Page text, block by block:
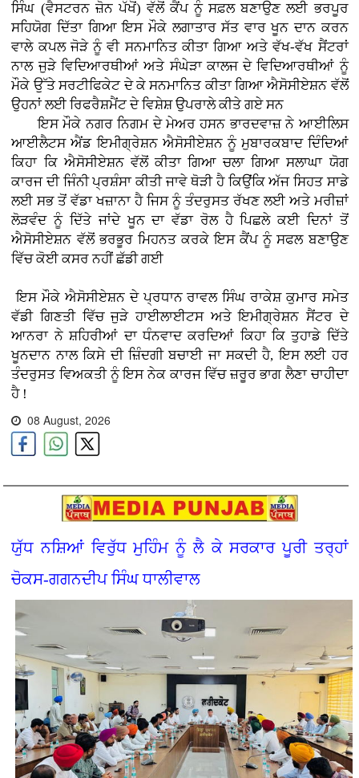
ਸਿੰਘ (ਵੈਸਟਰਨ ਜ਼ੋਨ ਪੱਖੋਂ) ਵੱਲੋਂ ਕੈਂਪ ਨੂੰ ਸਫ਼ਲ ਬਣਾਉਣ ਲਈ ਭਰਪੂਰ
ਸਹਿਯੋਗ ਦਿੱਤਾ ਗਿਆ ਇਸ ਮੌਕੇ ਲਗਾਤਾਰ ਸੱਤ ਵਾਰ ਖੂਨ ਦਾਨ ਕਰਨ
ਵਾਲੇ ਕਪਲ ਜੋੜੇ ਨੂੰ ਵੀ ਸਨਮਾਨਿਤ ਕੀਤਾ ਗਿਆ ਅਤੇ ਵੱਖ-ਵੱਖ ਸੈਂਟਰਾਂ
ਨਾਲ ਜੁੜੇ ਵਿਦਿਆਰਥੀਆਂ ਅਤੇ ਸੰਘੇੜਾ ਕਾਲਜ ਦੇ ਵਿਦਿਆਰਥੀਆਂ ਨੂੰ
ਮੌਕੇ ਉੱਤੇ ਸਰਟੀਫਿਕੇਟ ਦੇ ਕੇ ਸਨਮਾਨਿਤ ਕੀਤਾ ਗਿਆ ਐਸੋਸੀਏਸ਼ਨ ਵੱਲੋਂ
ਉਹਨਾਂ ਲਈ ਰਿਫਰੈਸ਼ਮੈਂਟ ਦੇ ਵਿਸ਼ੇਸ਼ ਉਪਰਾਲੇ ਕੀਤੇ ਗਏ ਸਨ
ਇਸ ਮੌਕੇ ਨਗਰ ਨਿਗਮ ਦੇ ਮੇਅਰ ਹਸਨ ਭਾਰਦਵਾਜ਼ ਨੇ ਆਈਲਿਸ
ਆਈਲੈਟਸ ਐਂਡ ਇਮੀਗ੍ਰੇਸ਼ਨ ਐਸੋਸੀਏਸ਼ਨ ਨੂੰ ਮੁਬਾਰਕਬਾਦ ਦਿੰਦਿਆਂ
ਕਿਹਾ ਕਿ ਐਸੋਸੀਏਸ਼ਨ ਵੱਲੋਂ ਕੀਤਾ ਗਿਆ ਚਲਾ ਗਿਆ ਸਲਾਘਾ ਯੋਗ
ਕਾਰਜ ਦੀ ਜਿੰਨੀ ਪ੍ਰਸ਼ੰਸਾ ਕੀਤੀ ਜਾਵੇ ਥੋੜੀ ਹੈ ਕਿਉਂਕਿ ਅੱਜ ਸਿਹਤ ਸਾਡੇ
ਲਈ ਸਭ ਤੋਂ ਵੱਡਾ ਖਜ਼ਾਨਾ ਹੈ ਜਿਸ ਨੂੰ ਤੰਦਰੁਸਤ ਰੱਖਣ ਲਈ ਅਤੇ ਮਰੀਜ਼ਾਂ
ਲੋੜਵੰਦ ਨੂੰ ਦਿੱਤੇ ਜਾਂਦੇ ਖੂਨ ਦਾ ਵੱਡਾ ਰੋਲ ਹੈ ਪਿਛਲੇ ਕਈ ਦਿਨਾਂ ਤੋਂ
ਐਸੋਸੀਏਸ਼ਨ ਵੱਲੋਂ ਭਰਭੂਰ ਮਿਹਨਤ ਕਰਕੇ ਇਸ ਕੈਂਪ ਨੂੰ ਸਫਲ ਬਣਾਉਣ
ਵਿੱਚ ਕੋਈ ਕਸਰ ਨਹੀਂ ਛੱਡੀ ਗਈ
ਇਸ ਮੌਕੇ ਐਸੋਸੀਏਸ਼ਨ ਦੇ ਪ੍ਰਧਾਨ ਰਾਵਲ ਸਿੰਘ ਰਾਕੇਸ਼ ਕੁਮਾਰ ਸਮੇਤ
ਵੱਡੀ ਗਿਣਤੀ ਵਿੱਚ ਜੁੜੇ ਹਾਈਲਾਈਟਸ ਅਤੇ ਇਮੀਗ੍ਰੇਸ਼ਨ ਸੈਂਟਰ ਦੇ
ਆਨਰਾ ਨੇ ਸ਼ਹਿਰੀਆਂ ਦਾ ਧੰਨਵਾਦ ਕਰਦਿਆਂ ਕਿਹਾ ਕਿ ਤੁਹਾਡੇ ਦਿੱਤੇ
ਖੂਨਦਾਨ ਨਾਲ ਕਿਸੇ ਦੀ ਜ਼ਿੰਦਗੀ ਬਚਾਈ ਜਾ ਸਕਦੀ ਹੈ, ਇਸ ਲਈ ਹਰ
ਤੰਦਰੁਸਤ ਵਿਅਕਤੀ ਨੂੰ ਇਸ ਨੇਕ ਕਾਰਜ ਵਿੱਚ ਜ਼ਰੂਰ ਭਾਗ ਲੈਣਾ ਚਾਹੀਦਾ
ਹੈ !
08 August, 2026
ਯੁੱਧ ਨਸ਼ਿਆਂ ਵਿਰੁੱਧ ਮੁਹਿੰਮ ਨੂੰ ਲੈ ਕੇ ਸਰਕਾਰ ਪੂਰੀ ਤਰ੍ਹਾਂ
ਚੋਕਸ-ਗਗਨਦੀਪ ਸਿੰਘ ਧਾਲੀਵਾਲ